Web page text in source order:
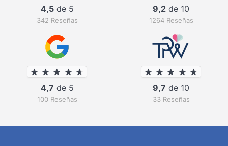
4,5de 5
342 Reseñas
9,2 de 10
1264 Reseñas
4,7 de 5
100 Reseñas
9,7 de 10
33 Reseñas